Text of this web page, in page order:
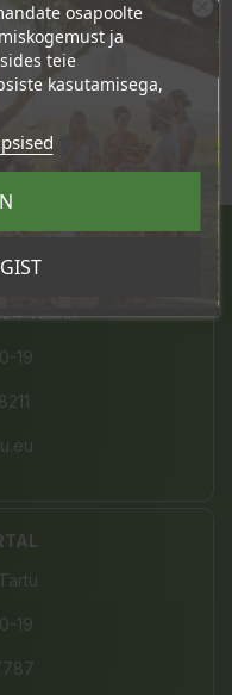
Tallinn
19
19
osapoolte
ja
teie
kasutamisega,